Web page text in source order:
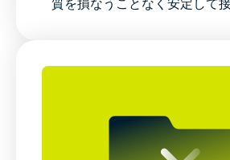
質を損なうことなく安定して